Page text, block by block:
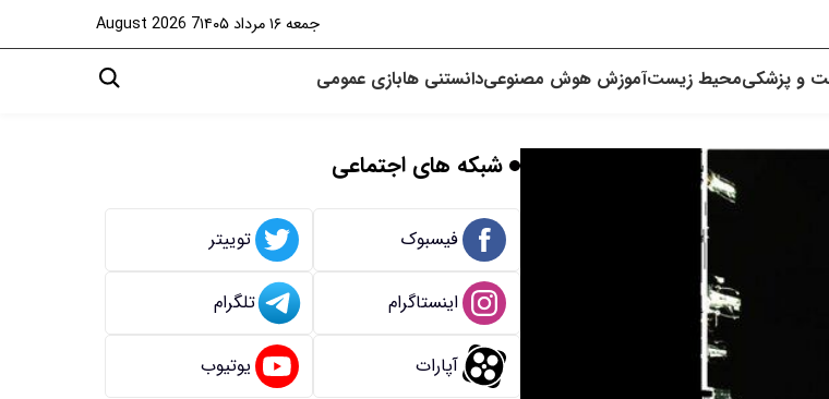
جمعه ۱۶ مرداد ۱۴۰۵ 7 August 2026
و پزشکیمحیط زیستآموزش هوش مصنوعیدانستنی هابازی عمومی
شبکه های اجتماعی
فیسبوک توییتر
اینستاگرام تلگرام
آپارات یوتیوب